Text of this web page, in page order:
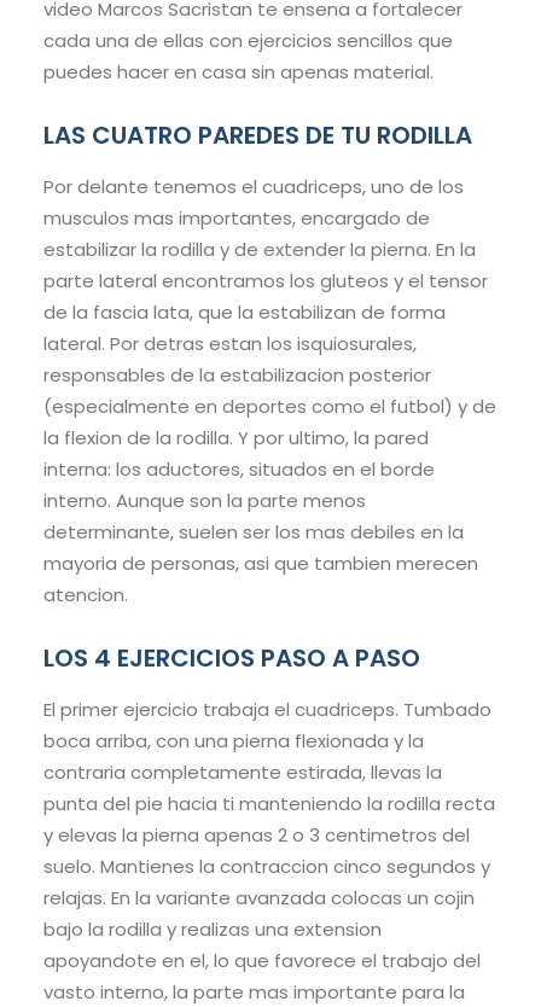
video Marcos Sacristan te ensena a fortalecer
cada una de ellas con ejercicios sencillos que
puedes hacer en casa sin apenas material.
LAS CUATRO PAREDES DE TU RODILLA
Por delante tenemos el cuadriceps, uno de los
musculos mas importantes, encargado de
estabilizar la rodilla y de extender la pierna. En la
parte lateral encontramos los gluteos y el tensor
de la fascia lata, que la estabilizan de forma
lateral. Por detras estan los isquiosurales,
responsables de la estabilizacion posterior
(especialmente en deportes como el futbol) y de
la flexion de la rodilla. Y por ultimo, la pared
interna: los aductores, situados en el borde
interno. Aunque son la parte menos
determinante, suelen ser los mas debiles en la
mayoria de personas, asi que tambien merecen
atencion.
LOS 4 EJERCICIOS PASO A PASO
El primer ejercicio trabaja el cuadriceps. Tumbado
boca arriba, con una pierna flexionada y la
contraria completamente estirada, llevas la
punta del pie hacia ti manteniendo la rodilla recta
y elevas la pierna apenas 2 o 3 centimetros del
suelo. Mantienes la contraccion cinco segundos y
relajas. En la variante avanzada colocas un cojin
bajo la rodilla y realizas una extension
apoyandote en el, lo que favorece el trabajo del
vasto interno, la parte mas importante para la